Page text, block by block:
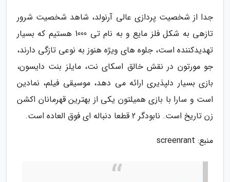
جدا از شخصیت پردازی عالی آرنولد، شاهد شخصیت شرور
تازهی به شکل فلز مایع و به نام تی 1000 هستیم که بسیار
تهدیدکننده است، جلوه های ویژه هنوز به نوعی تازگی دارند،
جو مورتون در نقش خالق اسکای نت، مایلز بنت دایسون،
بازی بسیار دلپذیری ارائه می دهد، موسیقی فیلم، نمادین
است و سارا با بازی همیلتون یکی از بهترین قهرمانان اکشن
زن تاریخ است. نابودگر 2 قطعا دنباله ای فوق العاده است.
منبع: screenrant